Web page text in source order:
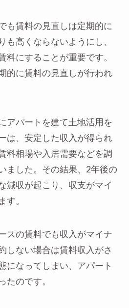
も賃料の見直しは定期的に
も高くならないようにし、
料にすることが重要です。
的に賃料の見直しが行われ
アパートを建て土地活用を
は、安定した収入が得られ
料相場や入居需要などを調
ました。その結果、2年後の
減収が起こり、収支がマイ
す。
スの賃料でも収入がマイナ
しない場合は賃料収入がさ
になってしまい、アパート
たのです。